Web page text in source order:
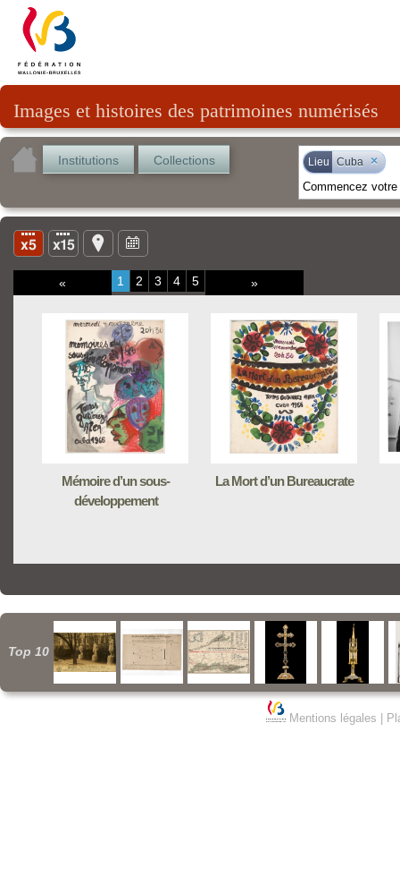
Images et histoires des patrimoines numérisés
Institutions Collections Lieu Cuba ×
« 1 2 3 4 5 »
Mémoire d’un sous-
développement
La Mort d’un Bureaucrate
Top 10
Mentions légales